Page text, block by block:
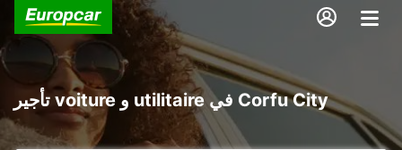
تأجير voiture و utilitaire في Corfu City